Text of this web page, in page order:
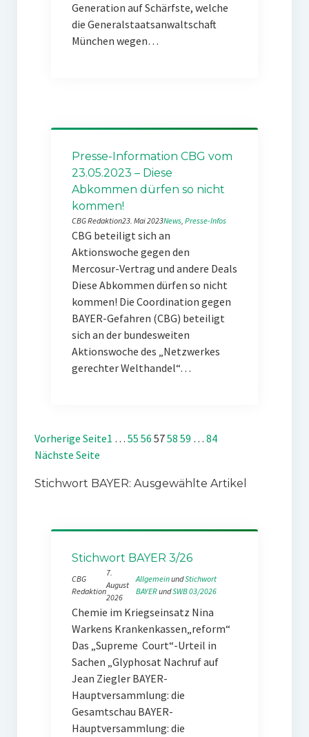
Generation auf Schärfste, welche
die Generalstaatsanwaltschaft
München wegen…
Presse-Information CBG vom
23.05.2023 – Diese
Abkommen dürfen so nicht
kommen!
CBG Redaktion23. Mai 2023News, Presse-Infos
CBG beteiligt sich an
Aktionswoche gegen den
Mercosur-Vertrag und andere Deals
Diese Abkommen dürfen so nicht
kommen! Die Coordination gegen
BAYER-Gefahren (CBG) beteiligt
sich an der bundesweiten
Aktionswoche des „Netzwerkes
gerechter Welthandel“…
Vorherige Seite1 … 55 56 5758 59 … 84
Nächste Seite
Stichwort BAYER: Ausgewählte Artikel
Stichwort BAYER 3/26
CBG
Redaktion
7.
August
2026
Allgemein und Stichwort
BAYER und SWB 03/2026
Chemie im Kriegseinsatz Nina
Warkens Krankenkassen„reform“
Das „Supreme Court“-Urteil in
Sachen „Glyphosat Nachruf auf
Jean Ziegler BAYER-
Hauptversammlung: die
Gesamtschau BAYER-
Hauptversammlung: die